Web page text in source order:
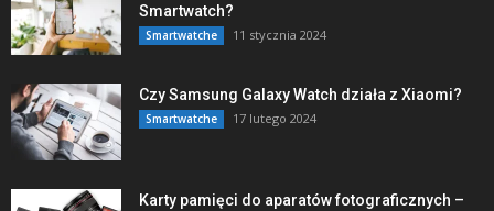
Smartwatch?
Smartwatche 11 stycznia 2024
Czy Samsung Galaxy Watch działa z Xiaomi?
Smartwatche 17 lutego 2024
Karty pamięci do aparatów fotograficznych –